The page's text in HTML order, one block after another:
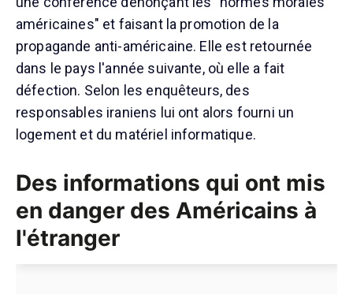
américaines" et faisant la promotion de la
propagande anti-américaine. Elle est retournée
dans le pays l'année suivante, où elle a fait
défection. Selon les enquêteurs, des
responsables iraniens lui ont alors fourni un
logement et du matériel informatique.
Des informations qui ont mis
en danger des Américains à
l'étranger